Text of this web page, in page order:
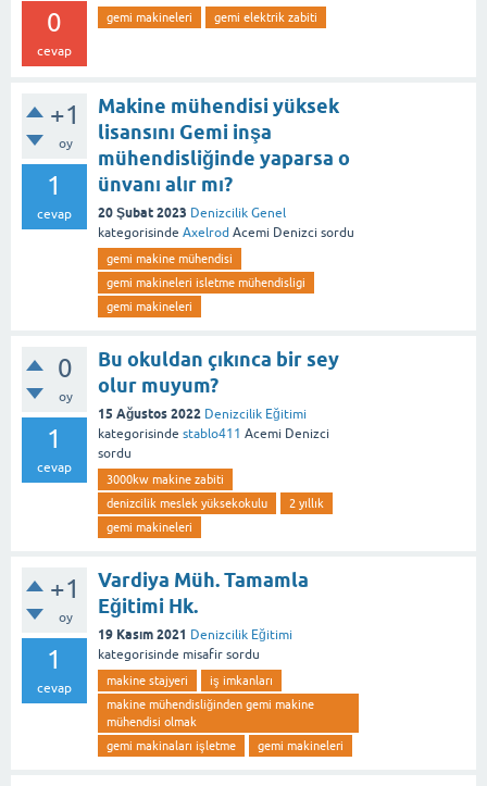
0
cevap
gemi makineleri gemi elektrik zabiti
+1
oy
1
cevap
Makine mühendisi yüksek
lisansını Gemi inşa
mühendisliğinde yaparsa o
ünvanı alır mı?
20 Şubat 2023 Denizcilik Genel
kategorisinde Axelrod Acemi Denizci sordu
gemi makine mühendisi
gemi makineleri isletme mühendisligi
gemi makineleri
0
oy
1
cevap
Bu okuldan çıkınca bir sey
olur muyum?
15 Ağustos 2022 Denizcilik Eğitimi
kategorisinde stablo411 Acemi Denizci
sordu
3000kw makine zabiti
denizcilik meslek yüksekokulu
2 yıllık
gemi makineleri
+1
oy
1
cevap
Vardiya Müh. Tamamla
Eğitimi Hk.
19 Kasım 2021 Denizcilik Eğitimi
kategorisinde misafir sordu
makine stajyeri
iş imkanları
makine mühendisliğinden gemi makine
mühendisi olmak
gemi makinaları işletme
gemi makineleri